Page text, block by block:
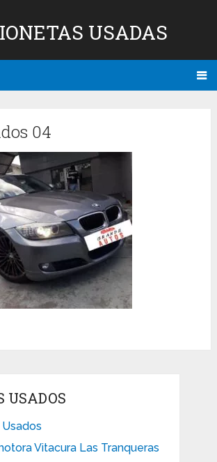
USADAS
04
USADOS
Vitacura Las Tranqueras